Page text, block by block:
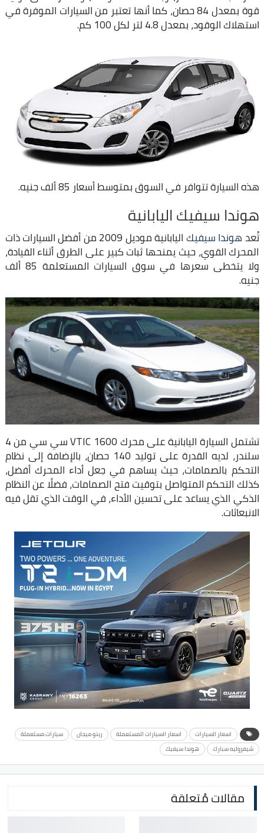
قوة بمعدل 84 حصان، كما أنها تعتبر من السيارات الموفرة في
استهلاك الوقود، بمعدل 4.8 لتر لكل 100 كم.
هذه السيارة تتوافر في السوق بمتوسط أسعار 85 ألف جنيه.
هوندا سيفيك اليابانية
تُعدهوندا سيفيك اليابانية موديل 2009 من أفضل السيارات ذات
المحرك القوي، حيث يمنحها ثبات كبير على الطرق أثناء القيادة،
ولا يتخطى سعرها في سوق السيارات المستعلمة 85 ألف
جنيه.
تشتمل السيارة اليابانية على محرك VTIC 1600 سي سي من 4
سلندر، لديه القدرة على توليد 140 حصان، بالإضافة إلى نظام
التحكم بالصمامات، حيث يساهم في جعل أداء المحرك أفضل،
كذلك التحكم المتواصل بتوقيت فتح الصمامات، فضلًا عن النظام
الذكي الذي يساعد على تحسين الأداء، في الوقت الذي تقل فيه
الانبعاثات.
اسعار السيارات اسعار السيارات المستعملة رينو ميجان
سيارات مستعملة
شيفروليه سبارك
هوندا سيفيك
مقالات مُتعلقة